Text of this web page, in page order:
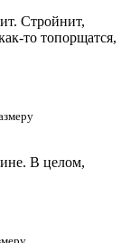
Стройнит,
то топорщатся,
В целом,